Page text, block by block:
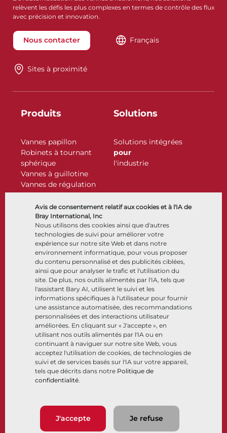
Avis de consentement relatif aux cookies et à l'IA de
Bray International, Inc
Nous utilisons des cookies ainsi que d'autres
technologies de suivi pour améliorer votre
expérience sur notre site Web et dans notre
environnement informatique, pour vous proposer
du contenu personnalisé et des publicités ciblées,
ainsi que pour analyser le trafic et l'utilisation du
site. De plus, nos outils alimentés par l'IA, tels que
l'assistant Bary AI, utilisent le suivi et les
informations spécifiques à l'utilisateur pour fournir
une assistance automatisée, des recommandations
personnalisées et des interactions utilisateur
améliorées. En cliquant sur « J'accepte », en
utilisant nos outils alimentés par l'IA ou en
continuant à naviguer sur notre site Web, vous
acceptez l'utilisation de cookies, de technologies de
suivi et de services basés sur l'IA sur votre appareil,
tels que décrits dans notre Politique de
confidentialité.
J'accepte Je refuse
relèvent les défis les plus complexes en termes de contrôle des flux
avec précision et innovation.
Nous contacter Français
Sites à proximité
Produits
Vannes papillon
Robinets à tournant
sphérique
Vannes à guillotine
Vannes de régulation
Clapets antiretour
Actionneurs
Accessoires de contrôle
Cryogénique
Solutions
Solutions intégrées
pour
l'industrie
Entreprise
À propos
Sites
Partenariats
Développement durable
Portail clients
Ressources
Documents
Centre de connaissance
Logiciels
Sélection de matériaux
Suivez-nous LinkedIn
© 2026 Bray International. Tous droits réservés
Politique de confidentialité